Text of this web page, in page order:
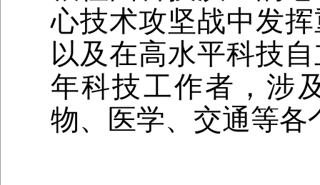
心技术攻坚战中发
以及在高水平科技
年科技工作者，涉
物、医学、交通等各